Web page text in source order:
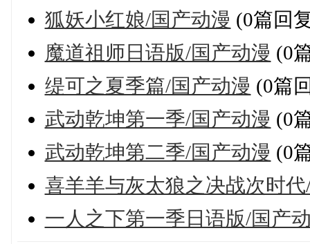
狐妖小红娘/国产动漫 (0篇回
魔道祖师日语版/国产动漫 (0
缇可之夏季篇/国产动漫 (0篇
武动乾坤第一季/国产动漫 (0
武动乾坤第二季/国产动漫 (0
喜羊羊与灰太狼之决战次时
一人之下第一季日语版/国产